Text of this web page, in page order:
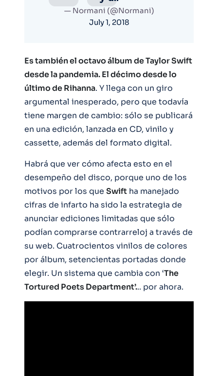
— Normani (@Normani)
July 1, 2018
Es también el octavo álbum de Taylor Swift
desde la pandemia. El décimo desde lo
último de Rihanna. Y llega con un giro
argumental inesperado, pero que todavía
tiene margen de cambio: sólo se publicará
en una edición, lanzada en CD, vinilo y
cassette, además del formato digital.
Habrá que ver cómo afecta esto en el
desempeño del disco, porque uno de los
motivos por los que Swift ha manejado
cifras de infarto ha sido la estrategia de
anunciar ediciones limitadas que sólo
podían comprarse contrarreloj a través de
su web. Cuatrocientos vinilos de colores
por álbum, setencientas portadas donde
elegir. Un sistema que cambia con ‘The
Tortured Poets Department’... por ahora.